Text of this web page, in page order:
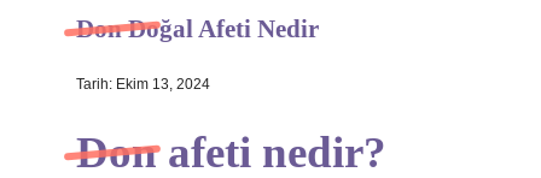
Hakkımızda
Don Doğal Afeti Nedir
Tarih: Ekim 13, 2024
Don afeti nedir?